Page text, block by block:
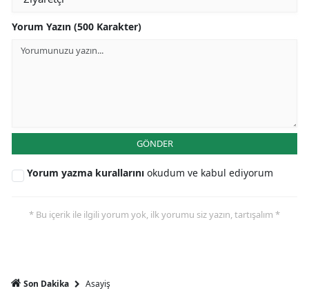
Yorum Yazın (500 Karakter)
GÖNDER
Yorum yazma kurallarını okudum ve kabul ediyorum
* Bu içerik ile ilgili yorum yok, ilk yorumu siz yazın, tartışalım *
Son Dakika Asayiş